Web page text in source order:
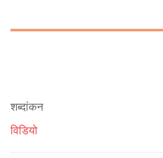
शब्दांकन
विडियो